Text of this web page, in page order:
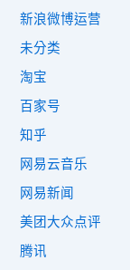
新浪微博运营
未分类
淘宝
百家号
知乎
网易云音乐
网易新闻
美团大众点评
腾讯